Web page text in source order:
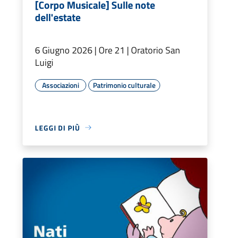
[Corpo Musicale] Sulle note
dell'estate
6 Giugno 2026 | Ore 21 | Oratorio San
Luigi
Associazioni Patrimonio culturale
LEGGI DI PIÙ